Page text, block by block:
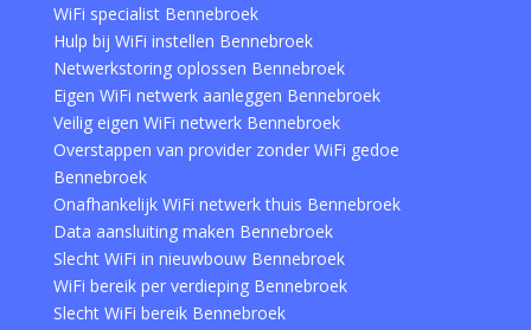
WiFi specialist Bennebroek
Hulp bij WiFi instellen Bennebroek
Netwerkstoring oplossen Bennebroek
Eigen WiFi netwerk aanleggen Bennebroek
Veilig eigen WiFi netwerk Bennebroek
Overstappen van provider zonder WiFi gedoe
Bennebroek
Onafhankelijk WiFi netwerk thuis Bennebroek
Data aansluiting maken Bennebroek
Slecht WiFi in nieuwbouw Bennebroek
WiFi bereik per verdieping Bennebroek
Slecht WiFi bereik Bennebroek